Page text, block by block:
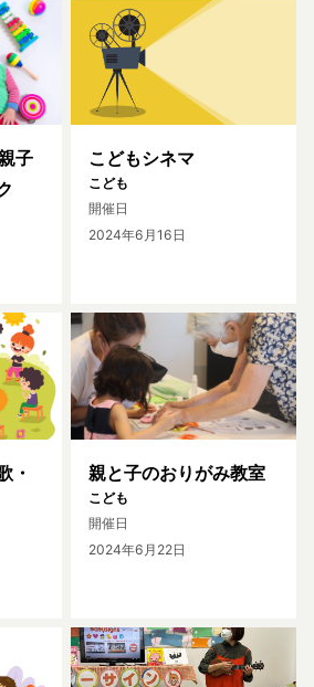
子
こどもシネマ
こども
開催日
2024年6月16日
・
親と子のおりがみ教室
こども
開催日
2024年6月22日